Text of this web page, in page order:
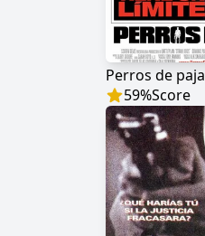
Perros de paja
59%Score